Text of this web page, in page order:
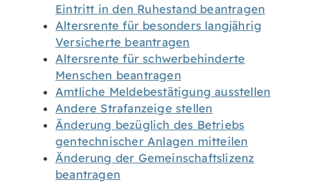
Eintritt in den Ruhestand beantragen
Altersrente für besonders langjährig
Versicherte beantragen
Altersrente für schwerbehinderte
Menschen beantragen
Amtliche Meldebestätigung ausstellen
Andere Strafanzeige stellen
Änderung bezüglich des Betriebs
gentechnischer Anlagen mitteilen
Änderung der Gemeinschaftslizenz
beantragen